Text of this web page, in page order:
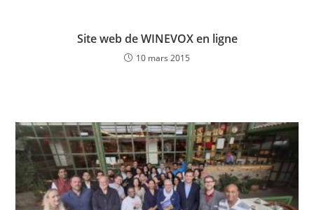
Site web de WINEVOX en ligne
10 mars 2015